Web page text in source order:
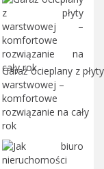
Garaż ocieplany z płyty
warstwowej –
komfortowe
rozwiązanie na cały
rok